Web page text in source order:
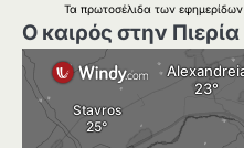
Τα πρωτοσέλιδα των εφημερίδων
Ο καιρός στην Πιερία